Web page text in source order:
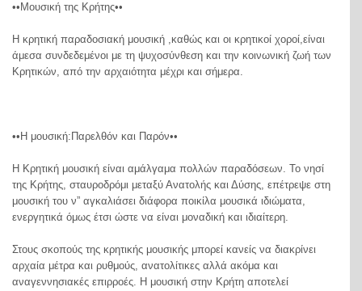
••Μουσική της Κρήτης••
Η κρητική παραδοσιακή μουσική ,καθώς και οι κρητικοί χοροί,είναι
άμεσα συνδεδεμένοι με τη ψυχοσύνθεση και την κοινωνική ζωή των
Κρητικών, από την αρχαιότητα μέχρι και σήμερα.
••Η μουσική:Παρελθόν και Παρόν••
Η Κρητική μουσική είναι αμάλγαμα πολλών παραδόσεων. Το νησί
της Κρήτης, σταυροδρόμι μεταξύ Ανατολής και Δύσης, επέτρεψε στη
μουσική του ν” αγκαλιάσει διάφορα ποικίλα μουσικά ιδιώματα,
ενεργητικά όμως έτσι ώστε να είναι μοναδική και ιδιαίτερη.
Στους σκοπούς της κρητικής μουσικής μπορεί κανείς να διακρίνει
αρχαία μέτρα και ρυθμούς, ανατολίτικες αλλά ακόμα και
αναγεννησιακές επιρροές. Η μουσική στην Κρήτη αποτελεί